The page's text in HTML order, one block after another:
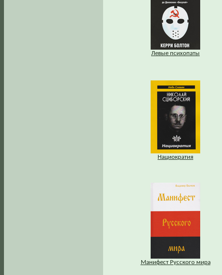
Левые психопаты
Нациократия
Манифест Русского мира